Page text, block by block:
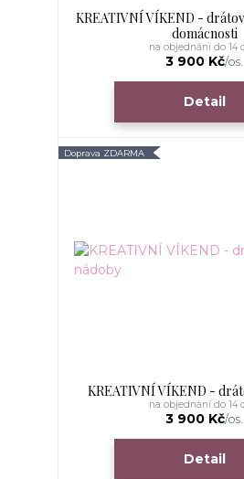
KREATIVNÍ VÍKEND -
domácnosti
3 900 Kč/os.
na objednání do 14
Detail
Doprava ZDARMA
KREATIVNÍ VÍKEND -
3 900 Kč/os.
na objednání do 14
Detail